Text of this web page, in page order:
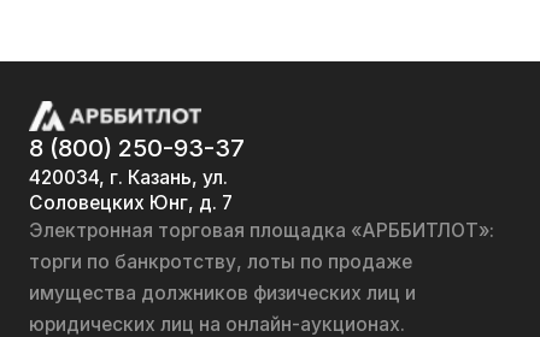
8 (800) 250-93-37
420034, г. Казань, ул.
Соловецких Юнг, д. 7
Электронная торговая площадка «АРББИТЛОТ»:
торги по банкротству, лоты по продаже
имущества должников физических лиц и
юридических лиц на онлайн-аукционах.